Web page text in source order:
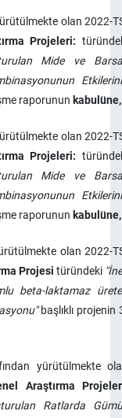
olan 2022-
Projeleri:
Mide ve
raporunun kabulüne,
olan 2022-
Projeleri:
Mide ve
raporunun kabulüne,
olan 2022-
Projesi türündeki
beta-laktamaz
başlıklı projenin
yürütülmekte
Araştırma
Ratlarda